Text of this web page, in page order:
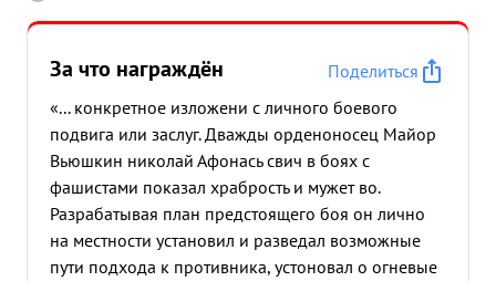
За что награждён
Поделиться
«... конкретное изложени с личного боевого
подвига или заслуг. Дважды орденоносец Майор
Вьюшкин николай Афонась свич в боях с
фашистами показал храбрость и мужет во.
Разрабатывая план предстоящего боя он лично
на местности установил и разведал возможные
пути подхода к противника, устоновал о огневые